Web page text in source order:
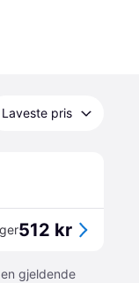
Laveste pris
512 kr
gjeldende